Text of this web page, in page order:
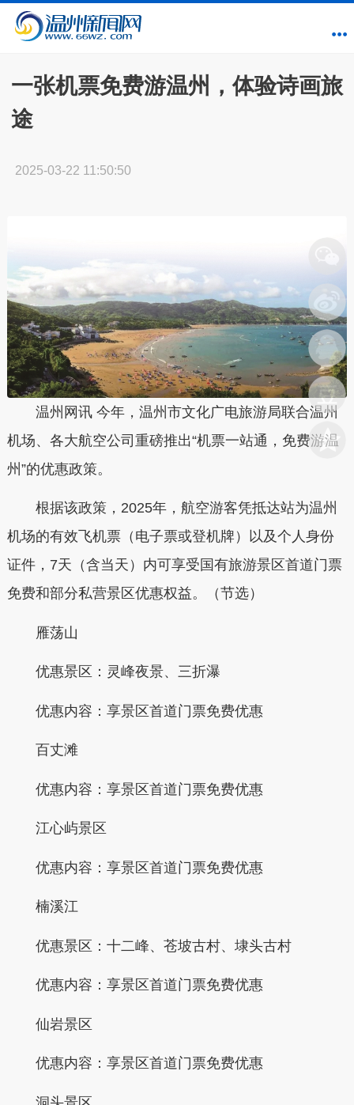
一张机票免费游温州，体验诗画旅
途
2025-03-22 11:50:50
温州网讯 今年，温州市文化广电旅游局联合温州
机场、各大航空公司重磅推出“机票一站通，免费游温
州”的优惠政策。
根据该政策，2025年，航空游客凭抵达站为温州
机场的有效飞机票（电子票或登机牌）以及个人身份
证件，7天（含当天）内可享受国有旅游景区首道门票
免费和部分私营景区优惠权益。（节选）
雁荡山
优惠景区：灵峰夜景、三折瀑
优惠内容：享景区首道门票免费优惠
百丈滩
优惠内容：享景区首道门票免费优惠
江心屿景区
优惠内容：享景区首道门票免费优惠
楠溪江
优惠景区：十二峰、苍坡古村、埭头古村
优惠内容：享景区首道门票免费优惠
仙岩景区
优惠内容：享景区首道门票免费优惠